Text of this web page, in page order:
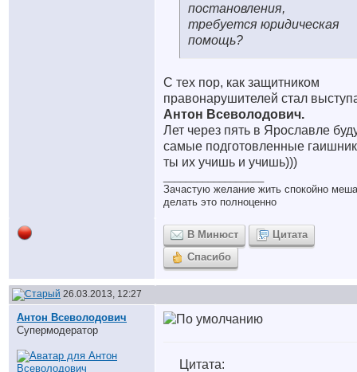
постановления,
требуется юридическая
помощь?
С тех пор, как защитником
правонарушителей стал
Антон Всеволодович.
Лет через пять в Ярославле
самые подготовленные
ты их учишь и учишь)))
Зачастую желание жить спокойно
делать это полноценно
В Минюст
Цитата
Спасибо
26.03.2013, 12:27
Антон Всеволодович
Супермодератор
Цитата: